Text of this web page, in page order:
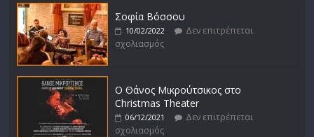
Σοφία Βόσσου
10/02/2022
Δεν επιτρέπεται
σχολιασμός
Ο Θάνος Μικρούτσικος στο
Christmas Theater
06/12/2021
Δεν επιτρέπεται
σχολιασμός